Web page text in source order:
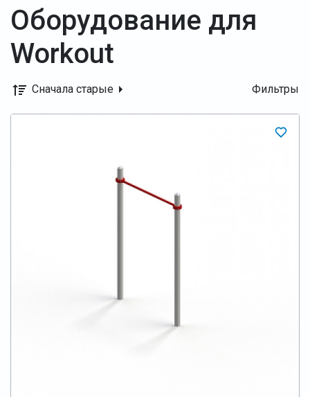
Оборудование для
Workout
Сначала старые Фильтры